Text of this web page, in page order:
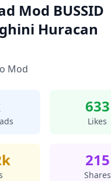
Mod BUSSID
Huracan
Mod
633
Likes
215
Shares